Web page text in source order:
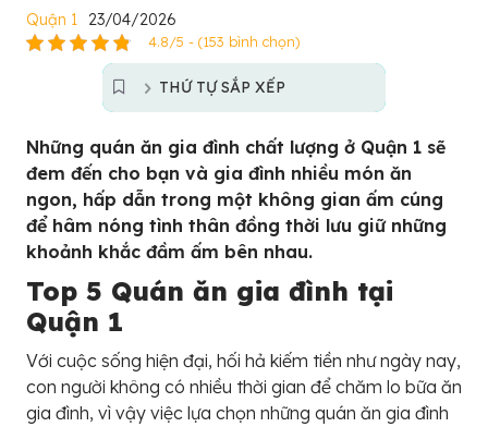
Quận 1 23/04/2026
4.8/5 - (153 bình chọn)
THỨ TỰ SẮP XẾP
Những quán ăn gia đình chất lượng ở Quận 1 sẽ
đem đến cho bạn và gia đình nhiều món ăn
ngon, hấp dẫn trong một không gian ấm cúng
để hâm nóng tình thân đồng thời lưu giữ những
khoảnh khắc đầm ấm bên nhau.
Top 5 Quán ăn gia đình tại
Quận 1
Với cuộc sống hiện đại, hối hả kiếm tiền như ngày nay,
con người không có nhiều thời gian để chăm lo bữa ăn
gia đình, vì vậy việc lựa chọn những quán ăn gia đình